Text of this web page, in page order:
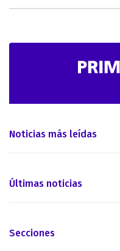
Noticias más leídas
Últimas noticias
Secciones